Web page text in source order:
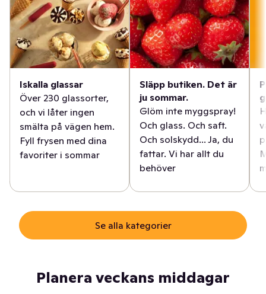
Iskalla glassar
Över 230 glassorter,
och vi låter ingen
smälta på vägen hem.
Fyll frysen med dina
favoriter i sommar
Släpp butiken. Det är
ju sommar.
Glöm inte myggspray!
Och glass. Och saft.
Och solskydd... Ja, du
fattar. Vi har allt du
behöver
Se alla kategorier
Planera veckans middagar